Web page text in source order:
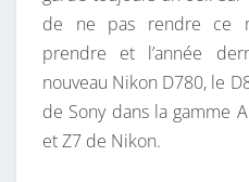
I
de ne pas rendre ce
prendre et l’année
nouveau Nikon D780, le
de Sony dans la gamme
et Z7 de Nikon.